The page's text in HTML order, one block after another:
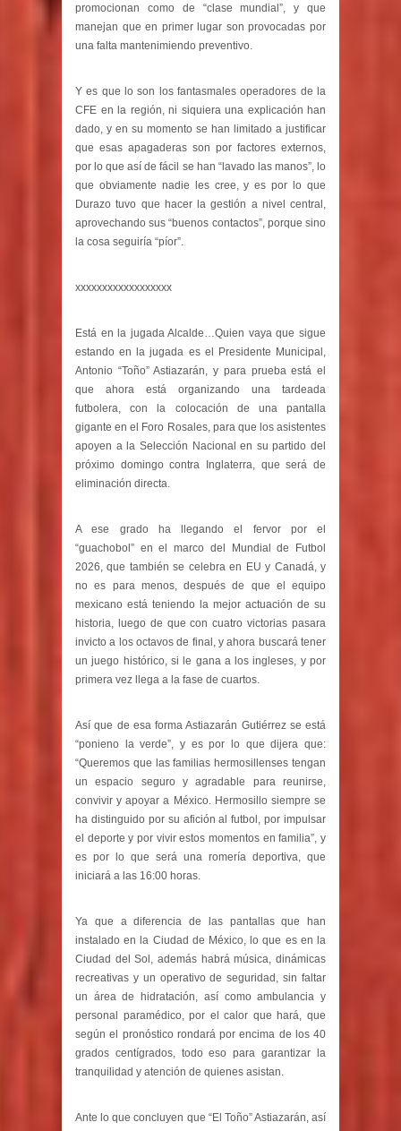
promocionan como de “clase mundial”, y que
manejan que en primer lugar son provocadas por
una falta mantenimiendo preventivo.
Y es que lo son los fantasmales operadores de la
CFE en la región, ni siquiera una explicación han
dado, y en su momento se han limitado a justificar
que esas apagaderas son por factores externos,
por lo que así de fácil se han “lavado las manos”, lo
que obviamente nadie les cree, y es por lo que
Durazo tuvo que hacer la gestión a nivel central,
aprovechando sus “buenos contactos”, porque sino
la cosa seguiría “píor”.
xxxxxxxxxxxxxxxxxx
Está en la jugada Alcalde…Quien vaya que sigue
estando en la jugada es el Presidente Municipal,
Antonio “Toño” Astiazarán, y para prueba está el
que ahora está organizando una tardeada
futbolera, con la colocación de una pantalla
gigante en el Foro Rosales, para que los asistentes
apoyen a la Selección Nacional en su partido del
próximo domingo contra Inglaterra, que será de
eliminación directa.
A ese grado ha llegando el fervor por el
“guachobol” en el marco del Mundial de Futbol
2026, que también se celebra en EU y Canadá, y
no es para menos, después de que el equipo
mexicano está teniendo la mejor actuación de su
historia, luego de que con cuatro victorias pasara
invicto a los octavos de final, y ahora buscará tener
un juego histórico, si le gana a los ingleses, y por
primera vez llega a la fase de cuartos.
Así que de esa forma Astiazarán Gutiérrez se está
“ponieno la verde”, y es por lo que dijera que:
“Queremos que las familias hermosillenses tengan
un espacio seguro y agradable para reunirse,
convivir y apoyar a México. Hermosillo siempre se
ha distinguido por su afición al futbol, por impulsar
el deporte y por vivir estos momentos en familia”, y
es por lo que será una romería deportiva, que
iniciará a las 16:00 horas.
Ya que a diferencia de las pantallas que han
instalado en la Ciudad de México, lo que es en la
Ciudad del Sol, además habrá música, dinámicas
recreativas y un operativo de seguridad, sin faltar
un área de hidratación, así como ambulancia y
personal paramédico, por el calor que hará, que
según el pronóstico rondará por encima de los 40
grados centígrados, todo eso para garantizar la
tranquilidad y atención de quienes asistan.
Ante lo que concluyen que “El Toño” Astiazarán, así